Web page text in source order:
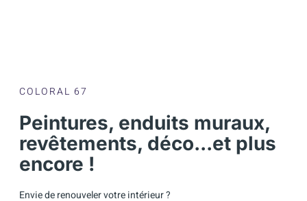
COLORAL 67
Peintures, enduits muraux,
revêtements, déco...et plus
encore !
Envie de renouveler votre intérieur ?